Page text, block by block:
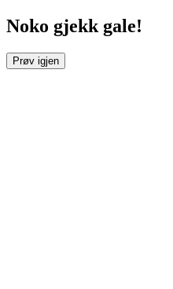
Noko gjekk gale!
Prøv igjen